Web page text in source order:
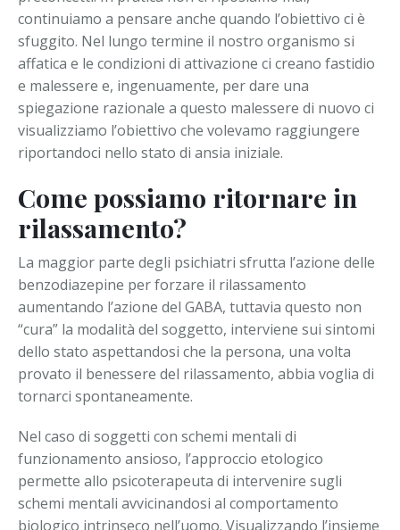
continuiamo a pensare anche quando l’obiettivo ci è
sfuggito. Nel lungo termine il nostro organismo si
affatica e le condizioni di attivazione ci creano fastidio
e malessere e, ingenuamente, per dare una
spiegazione razionale a questo malessere di nuovo ci
visualizziamo l’obiettivo che volevamo raggiungere
riportandoci nello stato di ansia iniziale.
Come possiamo ritornare in
rilassamento?
La maggior parte degli psichiatri sfrutta l’azione delle
benzodiazepine per forzare il rilassamento
aumentando l’azione del GABA, tuttavia questo non
“cura” la modalità del soggetto, interviene sui sintomi
dello stato aspettandosi che la persona, una volta
provato il benessere del rilassamento, abbia voglia di
tornarci spontaneamente.
Nel caso di soggetti con schemi mentali di
funzionamento ansioso, l’approccio etologico
permette allo psicoterapeuta di intervenire sugli
schemi mentali avvicinandosi al comportamento
biologico intrinseco nell’uomo. Visualizzando l’insieme